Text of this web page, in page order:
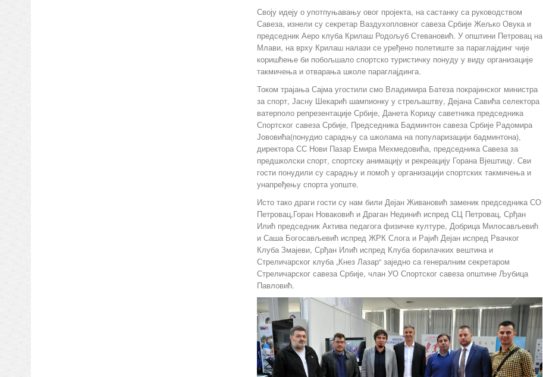
Своју идеју о употпуњавању овог пројекта, на састанку са руководством
Савеза, изнели су секретар Ваздухопловног савеза Србије Жељко Овука и
председник Аеро клуба Крилаш Родољуб Стевановић. У општини Петровац на
Млави, на врху Крилаш налази се уређено полетиште за параглајдинг чије
коришћење би побољшало спортско туристичку понуду у виду организације
такмичења и отварања школе параглајдинга.
Током трајања Сајма угостили смо Владимира Батеза покрајинског министра
за спорт, Јасну Шекарић шампионку у стрељаштву, Дејана Савића селектора
ватерполо репрезентације Србије, Данета Корицу саветника председника
Спортског савеза Србије, Председника Бадминтон савеза Србије Радомира
Јововића(понудио сарадњу са школама на популаризацији бадминтона),
директора СС Нови Пазар Емира Мехмедовића, председника Савеза за
предшколски спорт, спортску анимацију и рекреацију Горана Вјештицу. Сви
гости понудили су сарадњу и помоћ у организацији спортских такмичења и
унапређењу спорта уопште.
Исто тако драги гости су нам били Дејан Живановић заменик председника СО
Петровац,Горан Новаковић и Драган Нединић испред СЦ Петровац, Срђан
Илић председник Актива педагога физичке културе, Добрица Милосављевић
и Саша Богосављевић испред ЖРК Слога и Рајић Дејан испред Рвачког
Клуба Змајеви, Срђан Илић испред Клуба борилачких вештина и
Стреличарског клуба „Кнез Лазар“ заједно са генералним секретаром
Стреличарског савеза Србије, члан УО Спортског савеза општине Љубица
Павловић.